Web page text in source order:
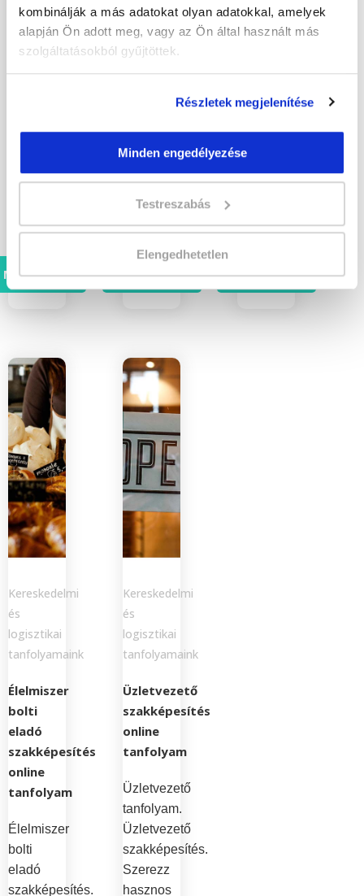
kombinálják a más adatokat olyan adatokkal, amelyek
alapján Ön adott meg, vagy az Ön által használt más
szolgáltatásokból gyűjtöttek.
Részletek megjelenítése
Minden engedélyezése
Testreszabás
Elengedhetetlen
Műszaki
cikk
eladó
tanfolyam.
Ruházati
képzésre.
most!
Megnézem
szakképesítés.
Társasházkezelő
képzés.
Szerezz
jelentkezz
ma a
Társasházkezelő,
közös
Megnézem
szakképesítés.
Jelentkezz
képzésre,
állatorvos
szakképzett
segítője
lehess!
Megnézem
Kereskedelmi
és
logisztikai
tanfolyamaink
Élelmiszer
bolti
eladó
szakképesítés
online
tanfolyam
Élelmiszer
bolti
eladó
szakképesítés.
Kereskedelmi
és
logisztikai
tanfolyamaink
Üzletvezető
szakképesítés
online
tanfolyam
Üzletvezető
tanfolyam.
Üzletvezető
szakképesítés.
Szerezz
hasznos